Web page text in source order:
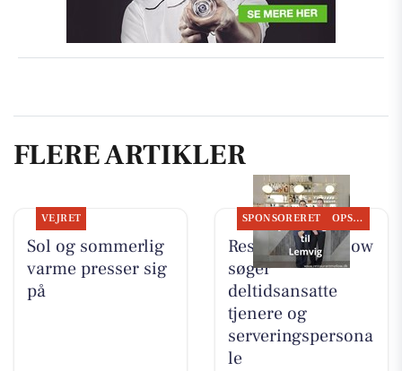
FLERE ARTIKLER
VEJRET
Sol og sommerlig
varme presser sig
på
SPONSORERET OPSLAGSTAVLEN
Restaurant Mellow
søger
deltidsansatte
tjenere og
serveringspersona
le